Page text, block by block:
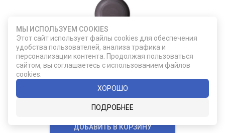
AARARN033022025
Тарелка 25 см., PEBBLE
1 564
ДОБАВИТЬ В КОРЗИНУ
МЫ ИСПОЛЬЗУЕМ COOKIES
Этот сайт использует файлы cookies для обеспечения
удобства пользователей, анализа трафика и
персонализации контента. Продолжая пользоваться
сайтом, вы соглашаетесь с использованием файлов
cookies.
ХОРОШО
ПОДРОБНЕЕ